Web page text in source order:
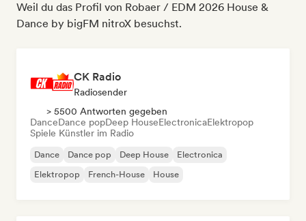
Weil du das Profil von Robaer / EDM 2026 House &
Dance by bigFM nitroX besuchst.
CK Radio
Radiosender
> 5500 Antworten gegeben
DanceDance popDeep HouseElectronicaElektropop
Spiele Künstler im Radio
Dance Dance pop Deep House
Electronica
Elektropop
French-House House